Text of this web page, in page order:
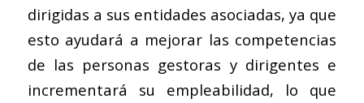
dirigidas a sus entidades asociadas, ya que
esto ayudará a mejorar las competencias
de las personas gestoras y dirigentes e
incrementará su empleabilidad, lo que